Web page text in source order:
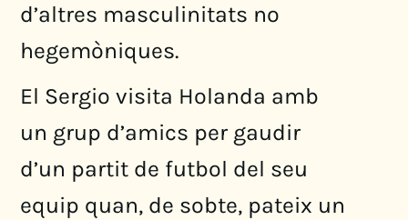
d’altres masculinitats no
hegemòniques.
El Sergio visita Holanda amb
un grup d’amics per gaudir
d’un partit de futbol del seu
equip quan, de sobte, pateix un